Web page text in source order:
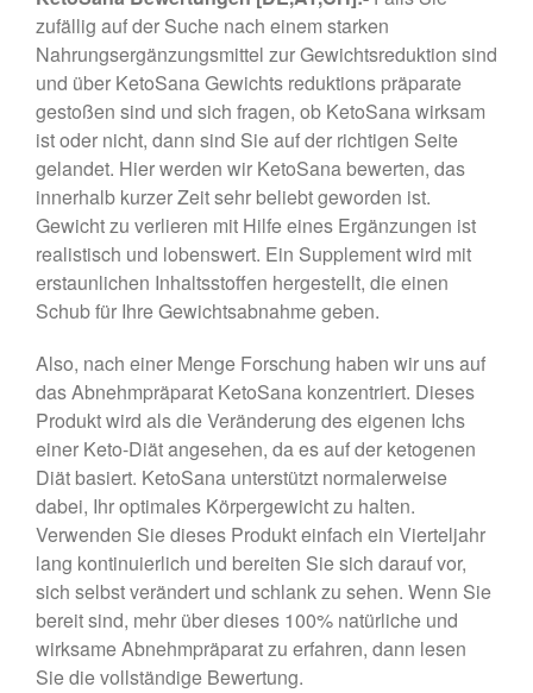
c
e
b
o
o
k
tt
er
er
e
st
e
gr
a
m
ar
e
zufällig auf der Suche nach einem starken
Nahrungsergänzungsmittel zur Gewichtsreduktion sind
und über KetoSana Gewichts reduktions präparate
gestoßen sind und sich fragen, ob KetoSana wirksam
ist oder nicht, dann sind Sie auf der richtigen Seite
gelandet. Hier werden wir KetoSana bewerten, das
innerhalb kurzer Zeit sehr beliebt geworden ist.
Gewicht zu verlieren mit Hilfe eines Ergänzungen ist
realistisch und lobenswert. Ein Supplement wird mit
erstaunlichen Inhaltsstoffen hergestellt, die einen
Schub für Ihre Gewichtsabnahme geben.
Also, nach einer Menge Forschung haben wir uns auf
das Abnehmpräparat KetoSana konzentriert. Dieses
Produkt wird als die Veränderung des eigenen Ichs
einer Keto-Diät angesehen, da es auf der ketogenen
Diät basiert. KetoSana unterstützt normalerweise
dabei, Ihr optimales Körpergewicht zu halten.
Verwenden Sie dieses Produkt einfach ein Vierteljahr
lang kontinuierlich und bereiten Sie sich darauf vor,
sich selbst verändert und schlank zu sehen. Wenn Sie
bereit sind, mehr über dieses 100% natürliche und
wirksame Abnehmpräparat zu erfahren, dann lesen
Sie die vollständige Bewertung.